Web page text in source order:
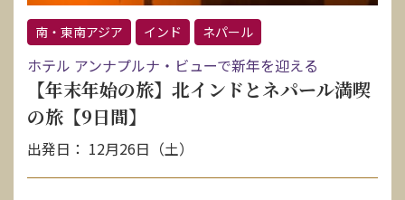
南・東南アジア インド ネパール
ホテル アンナプルナ・ビューで新年を迎える
【年末年始の旅】北インドとネパール満喫
の旅【9日間】
出発日： 12月26日（土）